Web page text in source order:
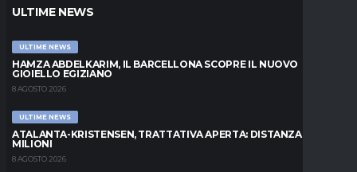
ULTIME NEWS
ULTIME NEWS
HAMZA ABDELKARIM, IL BARCELLONA SCOPRE IL NUOVO
GIOIELLO EGIZIANO
8 AGOSTO 2026
ULTIME NEWS
ATALANTA-KRISTENSEN, TRATTATIVA APERTA: DISTANZA DI 5
MILIONI
8 AGOSTO 2026